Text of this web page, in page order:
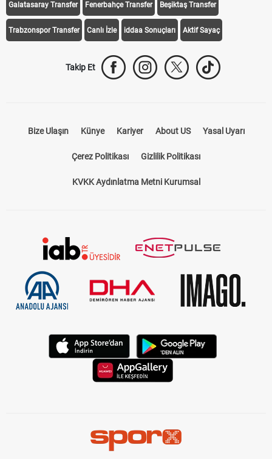
Galatasaray Transfer Fenerbahçe Transfer Beşiktaş Transfer
Trabzonspor Transfer Canlı İzle iddaa Sonuçları Aktif Sayaç
Takip Et
Bize Ulaşın Künye Kariyer About US Yasal Uyarı
Çerez Politikası Gizlilik Politikası
KVKK Aydınlatma Metni Kurumsal